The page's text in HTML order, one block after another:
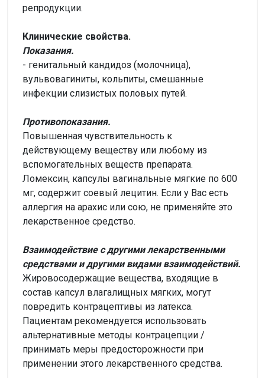
репродукции.
Клинические свойства.
Показания.
- генитальный кандидоз (молочница),
вульвовагиниты, кольпиты, смешанные
инфекции слизистых половых путей.
Противопоказания.
Повышенная чувствительность к
действующему веществу или любому из
вспомогательных веществ препарата.
Ломексин, капсулы вагинальные мягкие по 600
мг, содержит соевый лецитин. Если у Вас есть
аллергия на арахис или сою, не применяйте это
лекарственное средство.
Взаимодействие с другими лекарственными
средствами и другими видами взаимодействий.
Жировосодержащие вещества, входящие в
состав капсул влагалищных мягких, могут
повредить контрацептивы из латекса.
Пациентам рекомендуется использовать
альтернативные методы контрацепции /
принимать меры предосторожности при
применении этого лекарственного средства.